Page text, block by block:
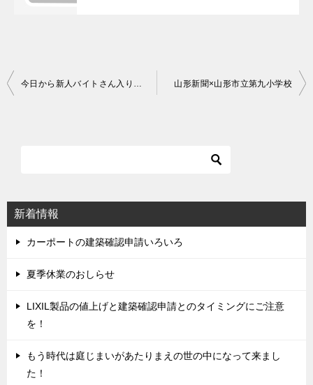
シ
ョ
ン
今日から新人バイトさん入りました＾＾ 山形新聞×山形市立第九小学校
新着情報
カーポートの建築確認申請いろいろ
夏季休業のおしらせ
LIXIL製品の値上げと建築確認申請とのタイミングにご注意
を！
もう時代は庭じまいがあたりまえの世の中になって来まし
た！